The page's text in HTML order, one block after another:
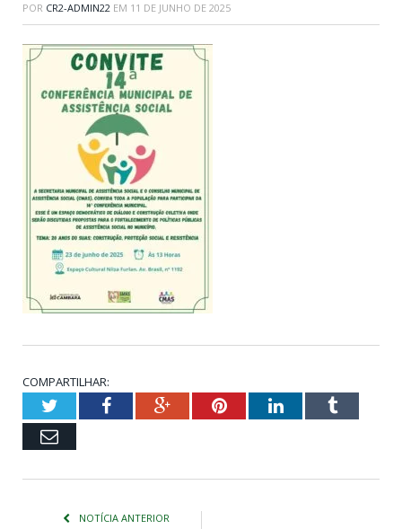
POR CR2-ADMIN22 EM 11 DE JUNHO DE 2025
COMPARTILHAR:
TwitterFacebookGoogle+PinterestLinkedInTumblr
Email
NOTÍCIA ANTERIOR